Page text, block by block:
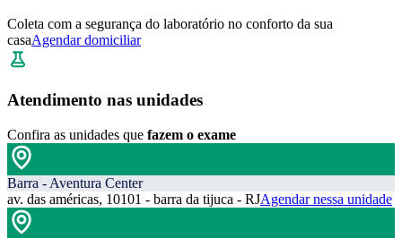
Coleta com a segurança do laboratório no conforto da sua
casaAgendar domiciliar
Atendimento nas unidades
Confira as unidades que fazem o exame
Barra - Aventura Center
av. das américas, 10101 - barra da tijuca - RJAgendar nessa unidade